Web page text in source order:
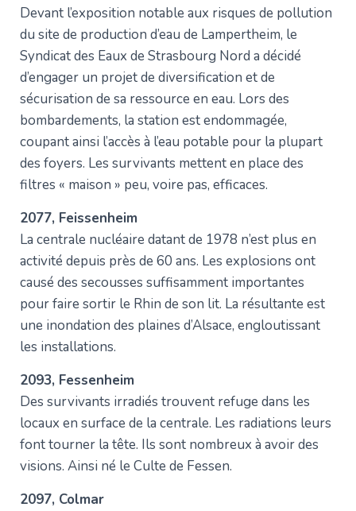
Devant l’exposition notable aux risques de pollution
du site de production d’eau de Lampertheim, le
Syndicat des Eaux de Strasbourg Nord a décidé
d’engager un projet de diversification et de
sécurisation de sa ressource en eau. Lors des
bombardements, la station est endommagée,
coupant ainsi l’accès à l’eau potable pour la plupart
des foyers. Les survivants mettent en place des
filtres « maison » peu, voire pas, efficaces.
2077, Feissenheim
La centrale nucléaire datant de 1978 n’est plus en
activité depuis près de 60 ans. Les explosions ont
causé des secousses suffisamment importantes
pour faire sortir le Rhin de son lit. La résultante est
une inondation des plaines d’Alsace, engloutissant
les installations.
2093, Fessenheim
Des survivants irradiés trouvent refuge dans les
locaux en surface de la centrale. Les radiations leurs
font tourner la tête. Ils sont nombreux à avoir des
visions. Ainsi né le Culte de Fessen.
2097, Colmar